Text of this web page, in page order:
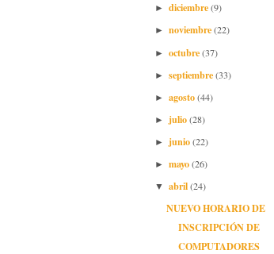
► diciembre(9)
► noviembre(22)
► octubre(37)
► septiembre(33)
► agosto(44)
► julio(28)
► junio(22)
► mayo(26)
▼ abril(24)
NUEVO HORARIO DE
INSCRIPCIÓN DE
COMPUTADORES